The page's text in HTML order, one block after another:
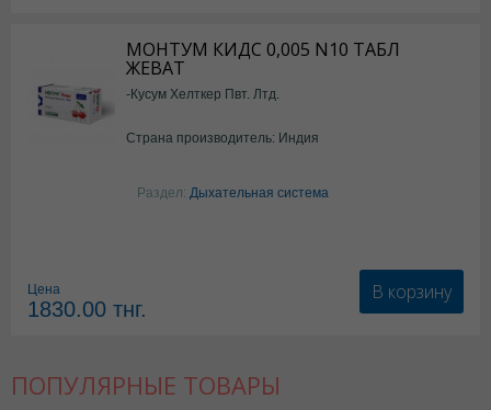
МОНТУМ КИДС 0,005 N10 ТАБЛ
ЖЕВАТ
-Кусум Хелткер Пвт. Лтд.
Страна производитель: Индия
Раздел: Дыхательная система
Цена
1830.00 тнг.
В корзину
ПОПУЛЯРНЫЕ ТОВАРЫ